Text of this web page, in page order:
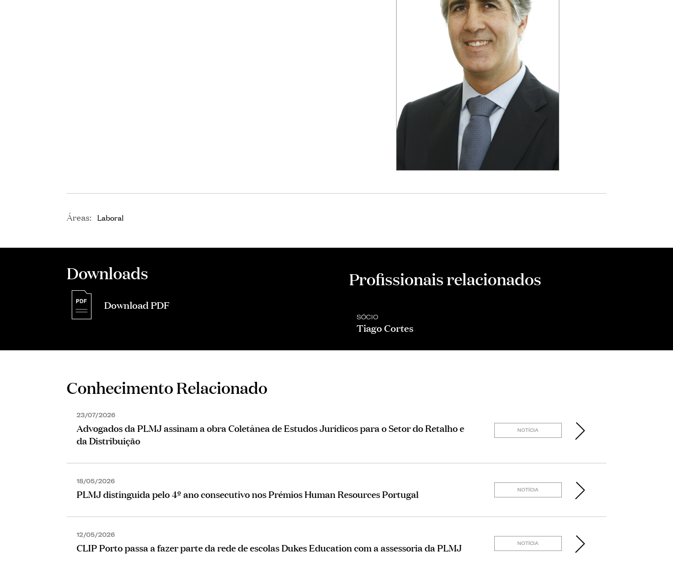
Áreas: Laboral
Downloads
Download PDF
Profissionais relacionados
SÓCIO
Tiago Cortes
Conhecimento Relacionado
23/07/2026
Advogados da PLMJ assinam a obra Coletânea de Estudos Jurídicos para o Setor do Retalho e
da Distribuição
NOTÍCIA
18/05/2026
PLMJ distinguida pelo 4º ano consecutivo nos Prémios Human Resources Portugal NOTÍCIA
12/05/2026
CLIP Porto passa a fazer parte da rede de escolas Dukes Education com a assessoria da PLMJ NOTÍCIA